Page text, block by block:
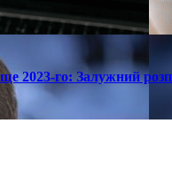
2023-го: Залужний